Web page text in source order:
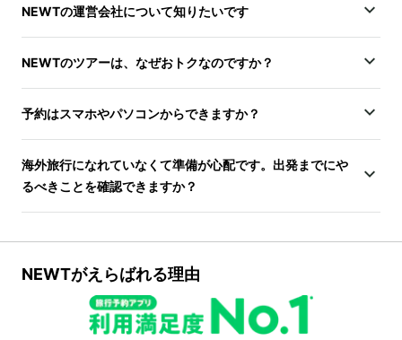
NEWTの運営会社について知りたいです
NEWTのツアーは、なぜおトクなのですか？
予約はスマホやパソコンからできますか？
海外旅行になれていなくて準備が心配です。出発までにや
るべきことを確認できますか？
NEWTがえらばれる理由